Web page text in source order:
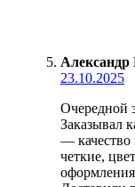
Александр
23.10.2025
Очередной
Заказывал
— качество
четкие,
оформления